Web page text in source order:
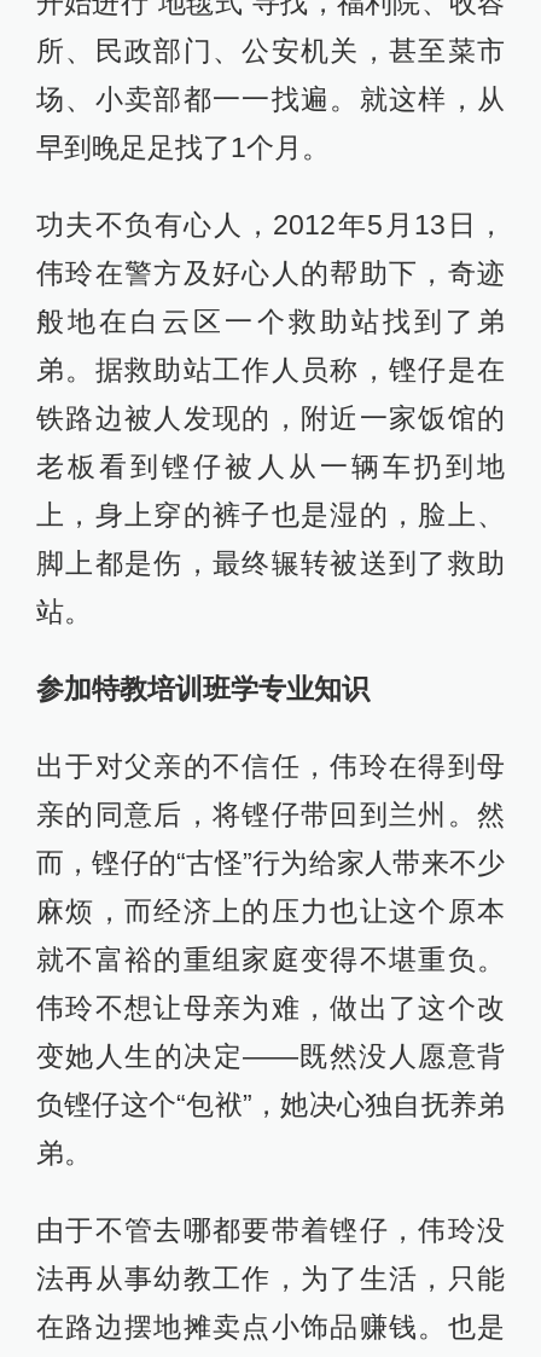
所、民政部门、公安机关，甚至菜市
场、小卖部都一一找遍。就这样，从
早到晚足足找了1个月。
功夫不负有心人，2012年5月13日，
伟玲在警方及好心人的帮助下，奇迹
般地在白云区一个救助站找到了弟
弟。据救助站工作人员称，铿仔是在
铁路边被人发现的，附近一家饭馆的
老板看到铿仔被人从一辆车扔到地
上，身上穿的裤子也是湿的，脸上、
脚上都是伤，最终辗转被送到了救助
站。
参加特教培训班学专业知识
出于对父亲的不信任，伟玲在得到母
亲的同意后，将铿仔带回到兰州。然
而，铿仔的“古怪”行为给家人带来不少
麻烦，而经济上的压力也让这个原本
就不富裕的重组家庭变得不堪重负。
伟玲不想让母亲为难，做出了这个改
变她人生的决定——既然没人愿意背
负铿仔这个“包袱”，她决心独自抚养弟
弟。
由于不管去哪都要带着铿仔，伟玲没
法再从事幼教工作，为了生活，只能
在路边摆地摊卖点小饰品赚钱。也是